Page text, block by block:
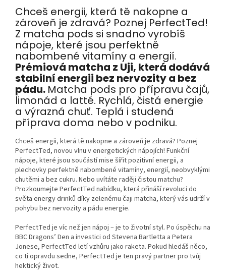
Chceš energii, která tě nakopne a
zároveň je zdravá? Poznej PerfectTed!
Z matcha pods si snadno vyrobíš
nápoje, které jsou perfektně
nabombené vitamíny a energií.
Prémiová matcha z Uji, která dodává
stabilní energii bez nervozity a bez
pádu. Matcha pods pro přípravu čajů,
limonád a latté. Rychlá, čistá energie
a výrazná chuť. Teplá i studená
příprava doma nebo v podniku.
Chceš energii, která tě nakopne a zároveň je zdravá? Poznej
PerfectTed, novou vlnu v energetických nápojích! Funkční
nápoje, které jsou součástí mise šířit pozitivní energii, a
plechovky perfektně nabombené vitamíny, energií, neobvyklými
chutěmi a bez cukru. Nebo uvítáte raději čistou matchu?
Prozkoumejte PerfectTed nabídku, která přináší revoluci do
světa energy drinků díky zelenému čaji matcha, který vás udrží v
pohybu bez nervozity a pádu energie.
PerfectTed je víc než jen nápoj – je to životní styl. Po úspěchu na
BBC Dragons’ Den a investici od Stevena Bartletta a Petera
Jonese, PerfectTed letí vzhůru jako raketa​. Pokud hledáš něco,
co ti opravdu sedne, PerfectTed je ten pravý partner pro tvůj
hektický život.